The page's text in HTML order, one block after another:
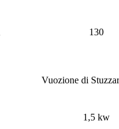
130
Vuozione di
1,5 kw